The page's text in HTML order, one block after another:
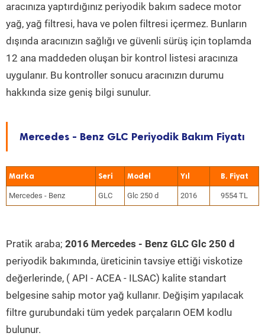
aracınıza yaptırdığınız periyodik bakım sadece motor
yağ, yağ filtresi, hava ve polen filtresi içermez. Bunların
dışında aracınızın sağlığı ve güvenli sürüş için toplamda
12 ana maddeden oluşan bir kontrol listesi aracınıza
uygulanır. Bu kontroller sonucu aracınızın durumu
hakkında size geniş bilgi sunulur.
Mercedes - Benz GLC Periyodik Bakım Fiyatı
Marka Seri Model Yıl
Mercedes - Benz GLC Glc 250 d 2016 9554 TL
Pratik araba; 2016 Mercedes - Benz GLC Glc 250 d
periyodik bakımında, üreticinin tavsiye ettiği viskotize
değerlerinde, ( API - ACEA - ILSAC) kalite standart
belgesine sahip motor yağ kullanır. Değişim yapılacak
filtre gurubundaki tüm yedek parçaların OEM kodlu
bulunur.